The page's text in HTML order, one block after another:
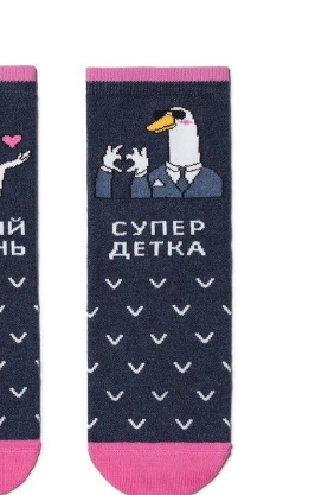
+
od 50 zł
(Łodz)
- 14:00